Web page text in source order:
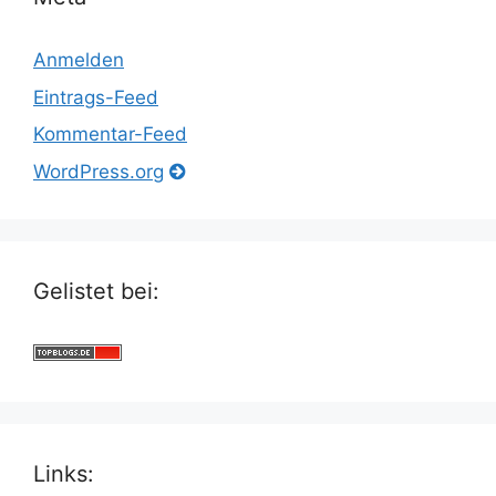
Anmelden
Eintrags-Feed
Kommentar-Feed
WordPress.org
Gelistet bei:
Links: